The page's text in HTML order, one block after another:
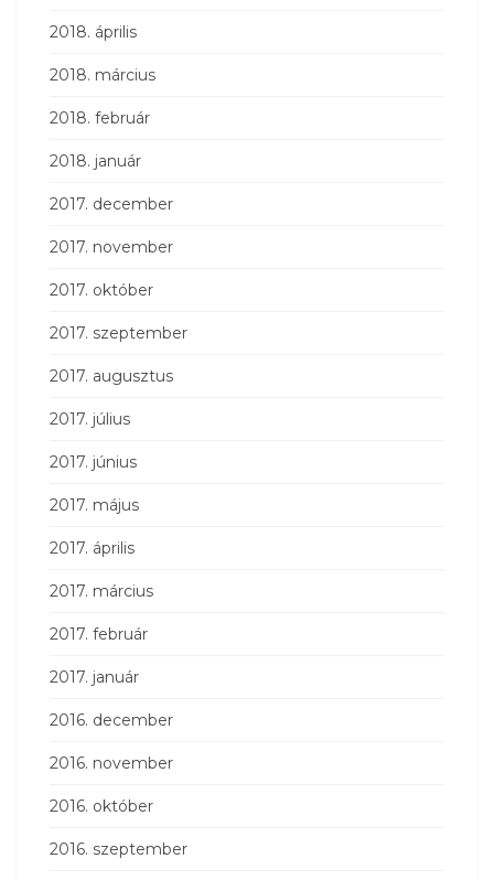
2018. április
2018. március
2018. február
2018. január
2017. december
2017. november
2017. október
2017. szeptember
2017. augusztus
2017. július
2017. június
2017. május
2017. április
2017. március
2017. február
2017. január
2016. december
2016. november
2016. október
2016. szeptember